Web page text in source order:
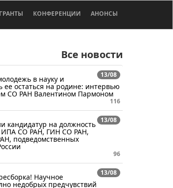
ГРАНТЫ КОНФЕРЕНЦИИ АНОНСЫ
Все новости
13/08
в науку и
ее остаться на родине: интервью
СО РАН Валентином Пармоном
116
13/08
кандидатур на должность
ИПА СО РАН, ГИН СО РАН,
подведомственных
96
13/08
Научное
недобрых предчувствий